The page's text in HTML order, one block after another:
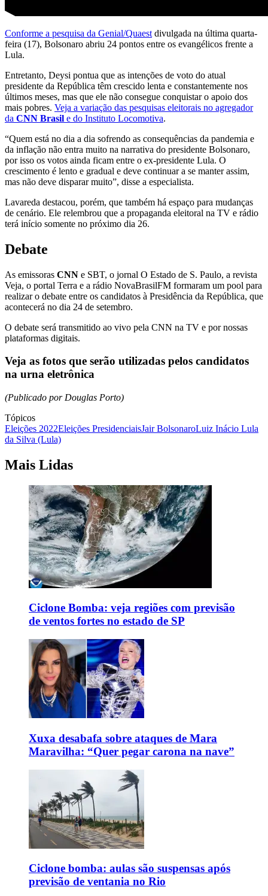
Conforme a pesquisa da Genial/Quaest divulgada na última quarta-
feira (17), Bolsonaro abriu 24 pontos entre os evangélicos frente a
Lula.
Entretanto, Deysi pontua que as intenções de voto do atual
presidente da República têm crescido lenta e constantemente nos
últimos meses, mas que ele não consegue conquistar o apoio dos
mais pobres. Veja a variação das pesquisas eleitorais no agregador
da CNN Brasil e do Instituto Locomotiva.
“Quem está no dia a dia sofrendo as consequências da pandemia e
da inflação não entra muito na narrativa do presidente Bolsonaro,
por isso os votos ainda ficam entre o ex-presidente Lula. O
crescimento é lento e gradual e deve continuar a se manter assim,
mas não deve disparar muito”, disse a especialista.
Lavareda destacou, porém, que também há espaço para mudanças
de cenário. Ele relembrou que a propaganda eleitoral na TV e rádio
terá início somente no próximo dia 26.
Debate
As emissoras CNN e SBT, o jornal O Estado de S. Paulo, a revista
Veja, o portal Terra e a rádio NovaBrasilFM formaram um pool para
realizar o debate entre os candidatos à Presidência da República, que
acontecerá no dia 24 de setembro.
O debate será transmitido ao vivo pela CNN na TV e por nossas
plataformas digitais.
Veja as fotos que serão utilizadas pelos candidatos
na urna eletrônica
(Publicado por Douglas Porto)
Tópicos
Eleições 2022Eleições PresidenciaisJair BolsonaroLuiz Inácio Lula
da Silva (Lula)
Mais Lidas
Ciclone Bomba: veja regiões com previsão
de ventos fortes no estado de SP
Xuxa desabafa sobre ataques de Mara
Maravilha: “Quer pegar carona na nave”
Ciclone bomba: aulas são suspensas após
previsão de ventania no Rio